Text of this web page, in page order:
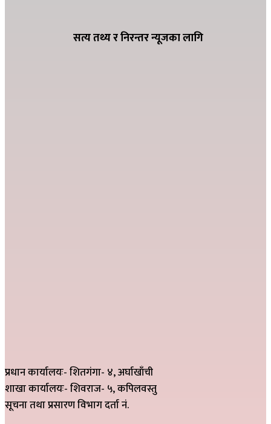
सत्य तथ्य र निरन्तर न्यूजका लागि
प्रधान कार्यालयः- शितगंगा- ४, अर्घाखाँची
शाखा कार्यालयः- शिवराज- ५, कपिलवस्तु
सूचना तथा प्रसारण विभाग दर्ता नं.